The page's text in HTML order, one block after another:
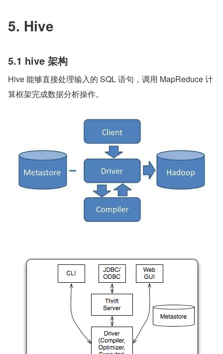
5. Hive
5.1 hive 架构
Hive 能够直接处理输入的 SQL 语句，调用 MapReduce 计
算框架完成数据分析操作。